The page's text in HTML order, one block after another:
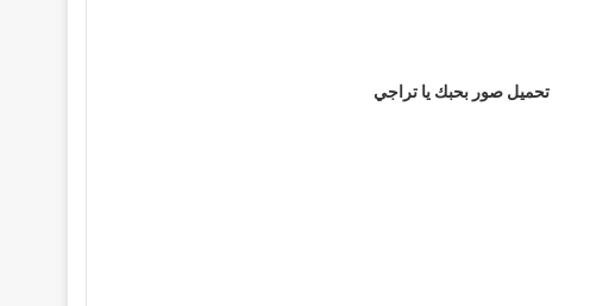
تحميل صور بحبك يا تراجي